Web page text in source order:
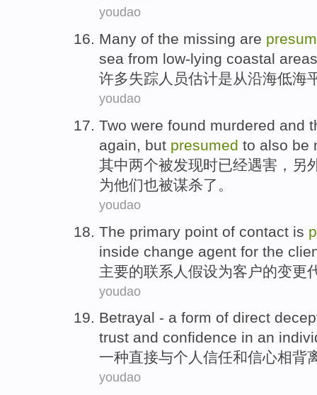
youdao
Many of the missing are
sea from low-lying coastal areas
许多失踪 人员估计是从沿海低海
youdao
Two were found murdered and
again, but presumed to also be
其中两个被发现时已经遇害 ， 另
为他们也被谋杀了。
youdao
The primary point of contact is
inside change agent for the
主要的联系人 假设为客户的变更
youdao
Betrayal - a form of direct
trust and confidence in an
一种直接与个人 信任和信心相背
youdao